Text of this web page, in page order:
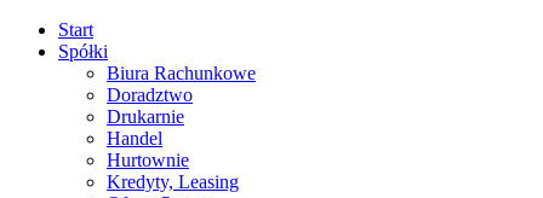
Start
Spółki
Biura Rachunkowe
Doradztwo
Drukarnie
Handel
Hurtownie
Kredyty, Leasing